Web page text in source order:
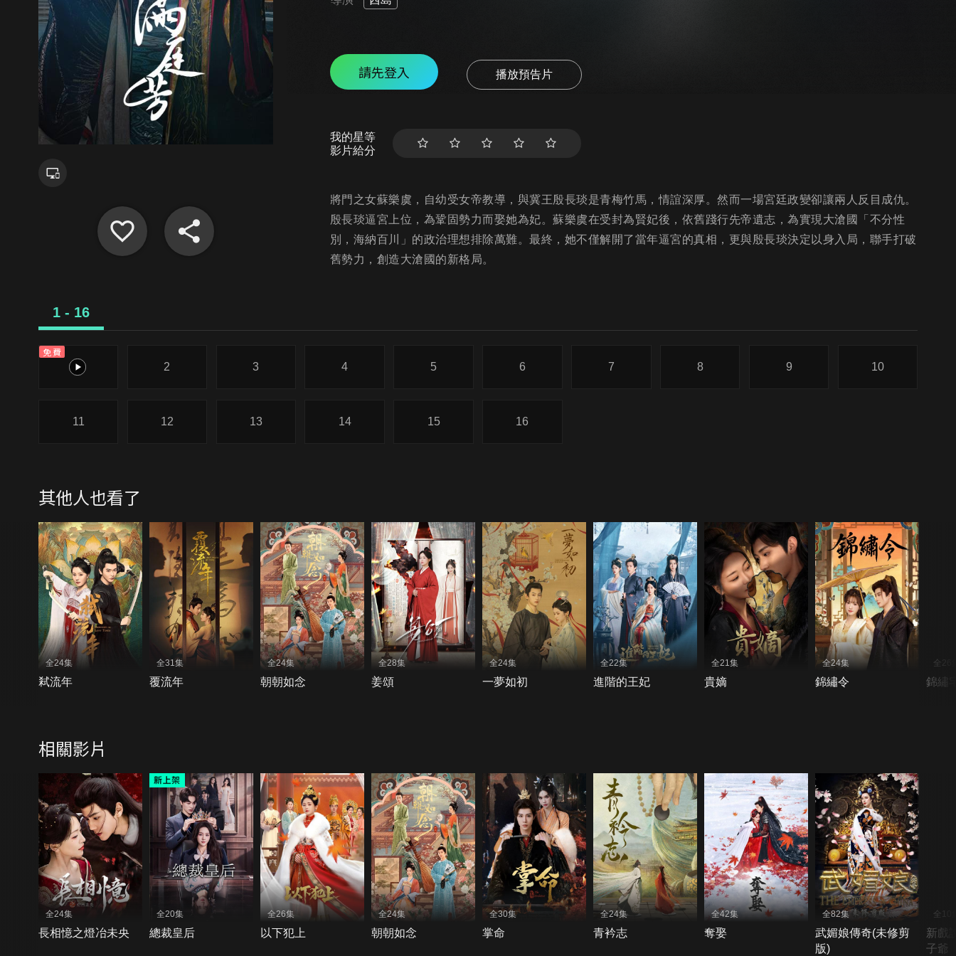
請先登入 播放預告片
我的星等
影片給分
將門之女蘇樂虞，自幼受女帝教導，與冀王殷長琰是青梅竹馬，情誼深厚。然而一場宮廷政變卻讓兩人反目成仇。
殷長琰逼宮上位，為鞏固勢力而娶她為妃。蘇樂虞在受封為賢妃後，依舊踐行先帝遺志，為實現大滄國「不分性
別，海納百川」的政治理想排除萬難。最終，她不僅解開了當年逼宮的真相，更與殷長琰決定以身入局，聯手打破
舊勢力，創造大滄國的新格局。
1 - 16
免費
1
2 3 4 5 6 7 8 9 10
11 12 13 14 15 16
其他人也看了
全24集
弒流年
全31集
覆流年
全24集
朝朝如念
全28集
姜頌
全24集
一夢如初
全22集
進階的王妃
全21集
貴嫡
全24集
錦繡令
全26
錦繡
相關影片
全24集
長相憶之燈冶未央
全20集
總裁皇后
全26集
以下犯上
全24集
朝朝如念
全30集
掌命
全24集
青衿志
全42集
奪娶
全82集
武媚娘傳奇(未修剪
版)
全10
新戲
子爺